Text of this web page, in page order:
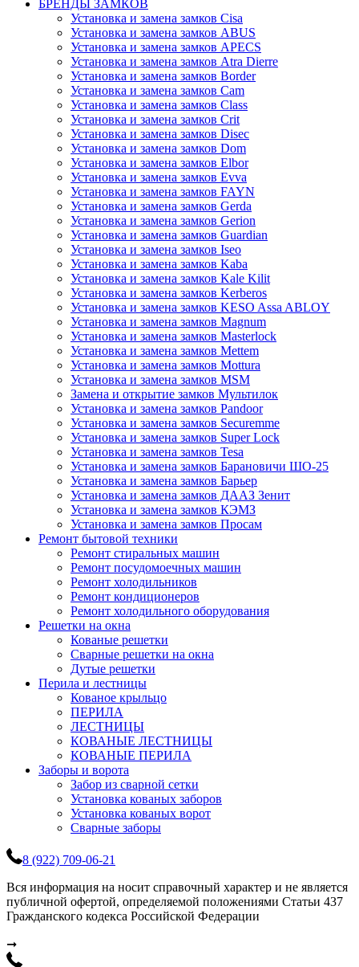
БРЕНДЫ ЗАМКОВ
Установка и замена замков Cisa
Установка и замена замков ABUS
Установка и замена замков APECS
Установка и замена замков Atra Dierre
Установка и замена замков Border
Установка и замена замков Cam
Установка и замена замков Class
Установка и замена замков Crit
Установка и замена замков Disec
Установка и замена замков Dom
Установка и замена замков Elbor
Установка и замена замков Evva
Установка и замена замков FAYN
Установка и замена замков Gerda
Установка и замена замков Gerion
Установка и замена замков Guardian
Установка и замена замков Iseo
Установка и замена замков Kaba
Установка и замена замков Kale Kilit
Установка и замена замков Kerberos
Установка и замена замков KESO Assa ABLOY
Установка и замена замков Magnum
Установка и замена замков Masterlock
Установка и замена замков Mettem
Установка и замена замков Mottura
Установка и замена замков MSM
Замена и открытие замков Мультилок
Установка и замена замков Pandoor
Установка и замена замков Securemme
Установка и замена замков Super Lock
Установка и замена замков Tesa
Установка и замена замков Барановичи ШО-25
Установка и замена замков Барьер
Установка и замена замков ДААЗ Зенит
Установка и замена замков КЭМЗ
Установка и замена замков Просам
Ремонт бытовой техники
Ремонт стиральных машин
Ремонт посудомоечных машин
Ремонт холодильников
Ремонт кондиционеров
Ремонт холодильного оборудования
Решетки на окна
Кованые решетки
Сварные решетки на окна
Дутые решетки
Перила и лестницы
Кованое крыльцо
ПЕРИЛА
ЛЕСТНИЦЫ
КОВАНЫЕ ЛЕСТНИЦЫ
КОВАНЫЕ ПЕРИЛА
Заборы и ворота
Забор из сварной сетки
Установка кованых заборов
Установка кованых ворот
Сварные заборы
8 (922) 709-06-21
Вся информация на носит справочный характер и не является
публичной офертой, определяемой положениями Статьи 437
Гражданского кодекса Российской Федерации
➞